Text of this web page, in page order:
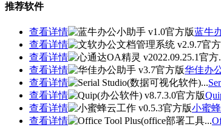
推荐软件
查看详情 蓝牛
查看详情
查看详情
查看详情
华佳办
查看详情
查看详情
查看详情
小蜜
查看详情